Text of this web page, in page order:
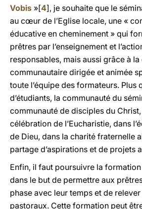
Vobis »[4], je souhaite que le
au cœur de l’Eglise locale, une «
éducative en cheminement » qui
prêtres par l’enseignement et
responsables, mais aussi grâce à
communautaire dirigée et animée
toute l’équipe des formateurs. Plus
d’étudiants, la communauté du
communauté de disciples du
célébration de l’Eucharistie, dans
de Dieu, dans la charité fraternelle
partage d’aspirations et de projets
Enfin, il faut poursuivre la
dans le but de permettre aux
phase avec leur temps et de
pastoraux. Cette formation peut